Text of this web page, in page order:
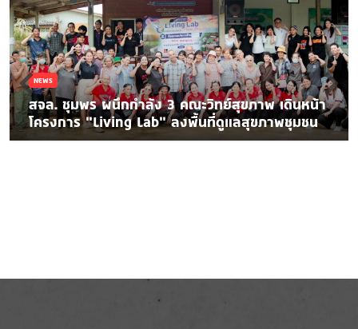
NEWS
สจล. ชุมพร ผนึกกำลัง 3 คณะวิทย์สุขภาพ เดินหน้า
โครงการ “Living Lab” ลงพื้นที่ดูแลสุขภาพชุมชน